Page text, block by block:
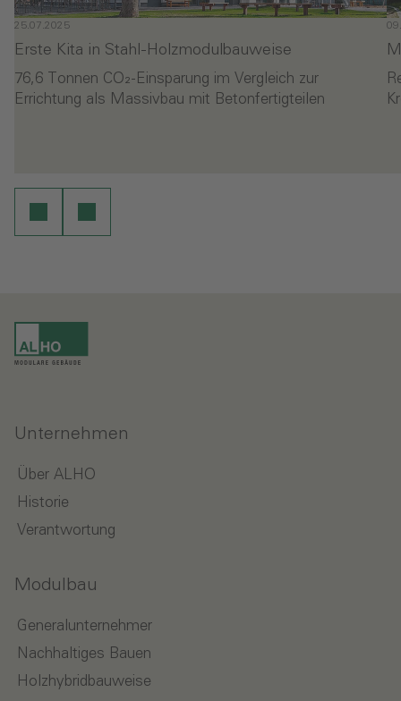
25.07.2025
Erste Kita in Stahl-Holzmodulbauweise
76,6 Tonnen CO₂-Einsparung im Vergleich zur
Errichtung als Massivbau mit Betonfertigteilen
Unternehmen
Über ALHO
Historie
Verantwortung
Modulbau
Generalunternehmer
Nachhaltiges Bauen
Holzhybridbauweise